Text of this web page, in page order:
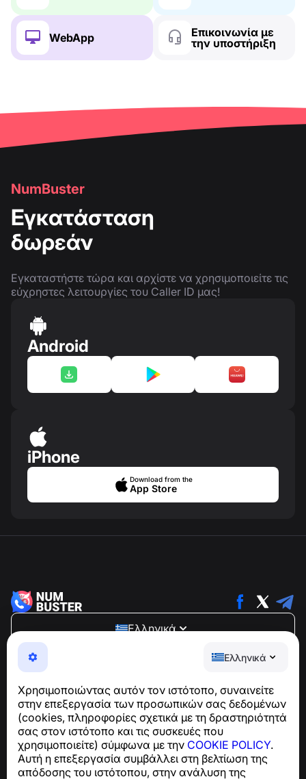
Ελληνικά
Χρησιμοποιώντας αυτόν τον ιστότοπο, συναινείτε
στην επεξεργασία των προσωπικών σας δεδομένων
(cookies, πληροφορίες σχετικά με τη δραστηριότητά
σας στον ιστότοπο και τις συσκευές που
χρησιμοποιείτε) σύμφωνα με την COOKIE POLICY.
Αυτή η επεξεργασία συμβάλλει στη βελτίωση της
απόδοσης του ιστότοπου, στην ανάλυση της
WebApp
Επικοινωνία με
την υποστήριξη
NumBuster
Εγκατάσταση
δωρεάν
Εγκαταστήστε τώρα και αρχίστε να χρησιμοποιείτε τις
εύχρηστες λειτουργίες του Caller ID μας!
Android
iPhone
Download from the
App Store
Ελληνικά
NumBuster © 2013—2026 ·
support@numbuster.com
Μια εύχρηστη εφαρμογή που σας προστατεύει από
Για ερωτήσεις σχετικά με τη συμμόρφωση με το GDPR:
support@numbuster.com
Κέντρο βοήθειας
Ειδήσεις και Άρθρα